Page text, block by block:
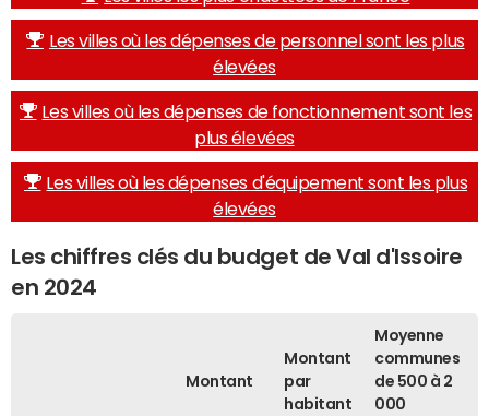
Les villes où les dépenses de personnel sont les plus
élevées
Les villes où les dépenses de fonctionnement sont les
plus élevées
Les villes où les dépenses d'équipement sont les plus
élevées
Les chiffres clés du budget de Val d'Issoire
en 2024
Montant
Montant
par
habitant
Moyenne
communes
de 500 à 2
000